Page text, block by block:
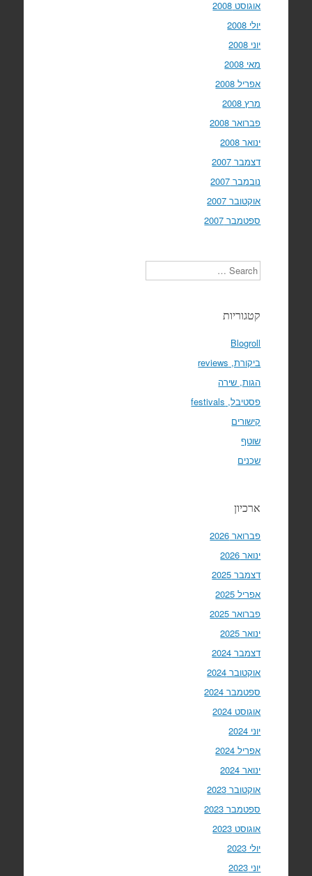
אוגוסט 2008
יולי 2008
יוני 2008
מאי 2008
אפריל 2008
מרץ 2008
פברואר 2008
ינואר 2008
דצמבר 2007
נובמבר 2007
אוקטובר 2007
ספטמבר 2007
Search
קטגוריות
Blogroll
ביקורת, reviews
הגות, שירה
פסטיבל, festivals
קישורים
שוטף
שכנים
ארכיון
פברואר 2026
ינואר 2026
דצמבר 2025
אפריל 2025
פברואר 2025
ינואר 2025
דצמבר 2024
אוקטובר 2024
ספטמבר 2024
אוגוסט 2024
יוני 2024
אפריל 2024
ינואר 2024
אוקטובר 2023
ספטמבר 2023
אוגוסט 2023
יולי 2023
יוני 2023